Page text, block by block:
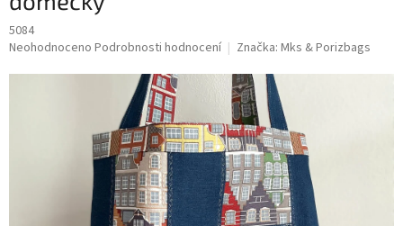
5084
Průměrné
Neohodnoceno Podrobnosti hodnocení Značka: Mks & Porizbags